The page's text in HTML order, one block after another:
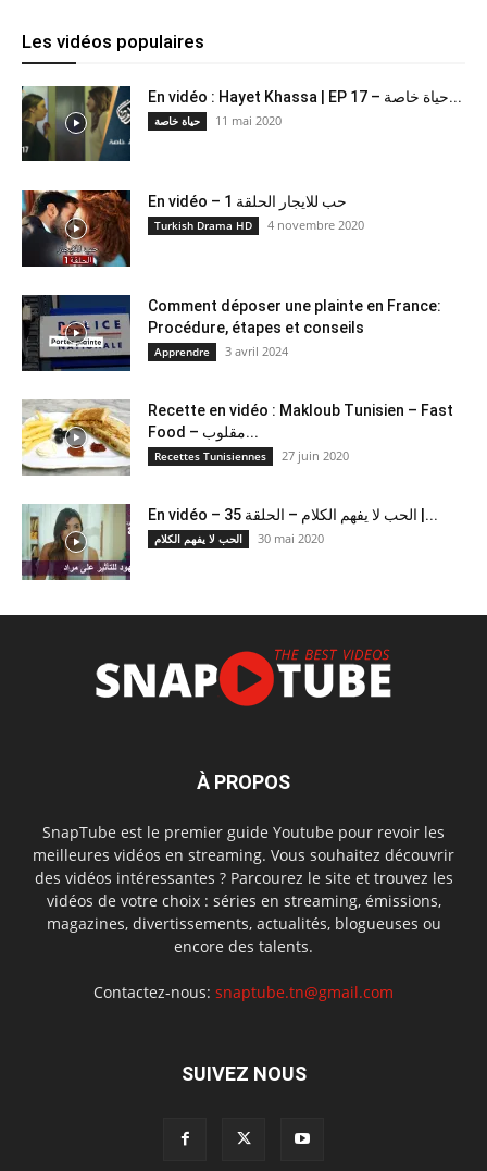
Les vidéos populaires
En vidéo : Hayet Khassa | EP 17 – حياة خاصة...
حياة خاصة 11 mai 2020
En vidéo – حب للايجار الحلقة 1
Turkish Drama HD 4 novembre 2020
Comment déposer une plainte en France:
Procédure, étapes et conseils
Apprendre 3 avril 2024
Recette en vidéo : Makloub Tunisien – Fast
Food – مقلوب...
Recettes Tunisiennes 27 juin 2020
En vidéo – الحب لا يفهم الكلام – الحلقة 35 |...
الحب لا يفهم الكلام 30 mai 2020
À PROPOS
SnapTube est le premier guide Youtube pour revoir les
meilleures vidéos en streaming. Vous souhaitez découvrir
des vidéos intéressantes ? Parcourez le site et trouvez les
vidéos de votre choix : séries en streaming, émissions,
magazines, divertissements, actualités, blogueuses ou
encore des talents.
Contactez-nous: snaptube.tn@gmail.com
SUIVEZ NOUS